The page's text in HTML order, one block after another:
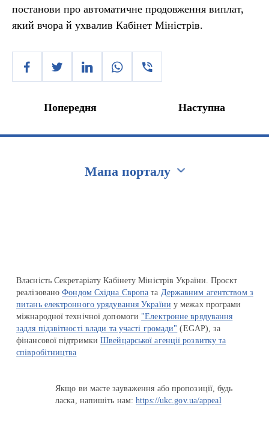
постанови про автоматичне продовження виплат,
який вчора й ухвалив Кабінет Міністрів.
Попередня Наступна
Мапа порталу
Власність Секретаріату Кабінету Міністрів України. Проєкт
реалізованоФондом Східна Європа та Державним агентством з
питань електронного урядування України у межах програми
міжнародної технічної допомоги "Електронне врядування
задля підзвітності влади та участі громади" (EGAP), за
фінансової підтримкиШвейцарської агенції розвитку та
співробітництва
Якщо ви маєте зауваження або пропозиції, будь
ласка, напишіть нам:https://ukc.gov.ua/appeal